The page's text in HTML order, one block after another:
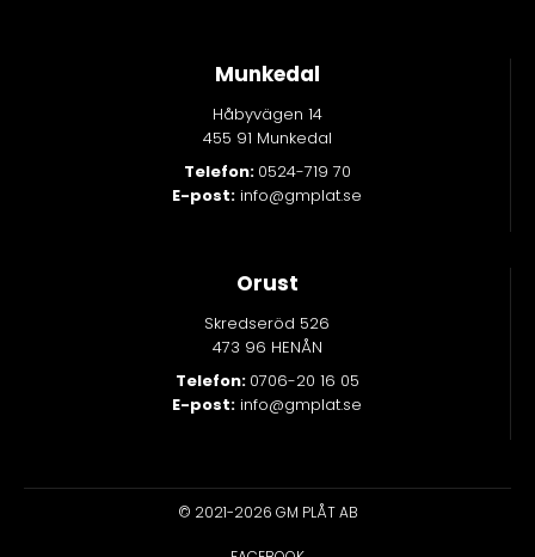
Munkedal
Håbyvägen 14
455 91 Munkedal
Telefon: 0524-719 70
E-post: info@gmplat.se
Orust
Skredseröd 526
473 96 HENÅN
Telefon: 0706-20 16 05
E-post: info@gmplat.se
© 2021-2026 GM PLÅT AB